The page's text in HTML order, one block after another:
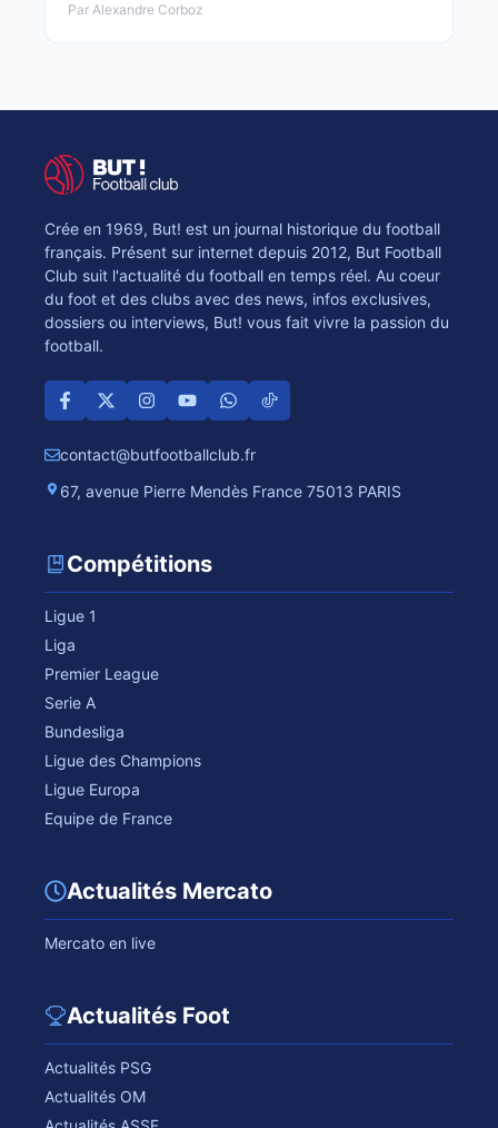
Par Alexandre Corboz
Crée en 1969, But! est un journal historique du football
français. Présent sur internet depuis 2012, But Football
Club suit l'actualité du football en temps réel. Au coeur
du foot et des clubs avec des news, infos exclusives,
dossiers ou interviews, But! vous fait vivre la passion du
football.
contact@butfootballclub.fr
67, avenue Pierre Mendès France 75013 PARIS
Compétitions
Ligue 1
Liga
Premier League
Serie A
Bundesliga
Ligue des Champions
Ligue Europa
Equipe de France
Actualités Mercato
Mercato en live
Actualités Foot
Actualités PSG
Actualités OM